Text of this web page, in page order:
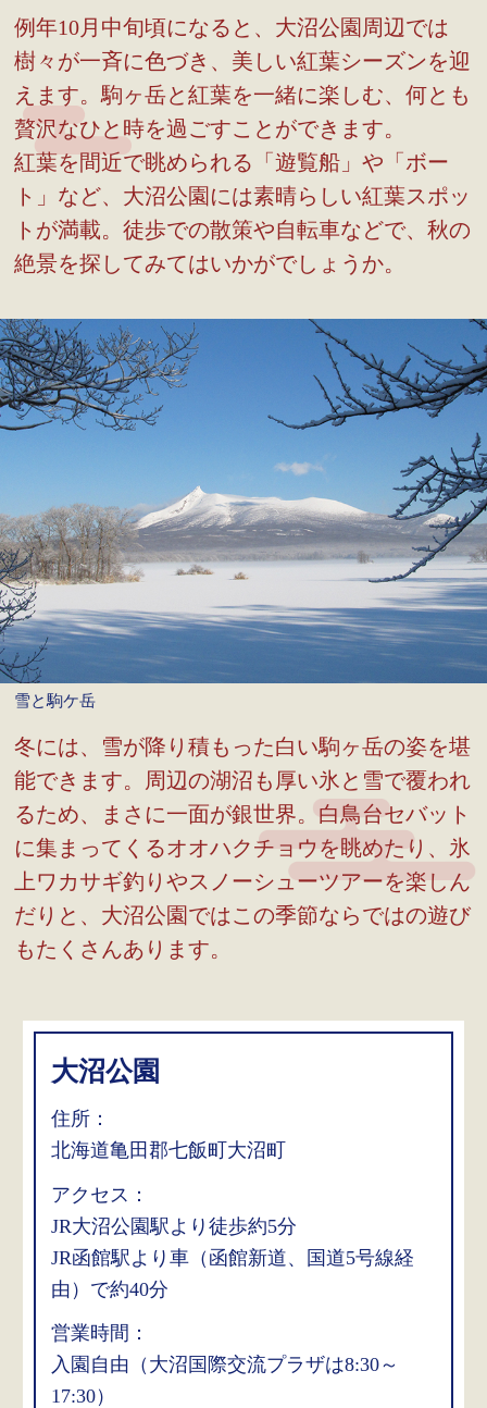
例年10月中旬頃になると、大沼公園周辺では
樹々が一斉に色づき、美しい紅葉シーズンを迎
えます。駒ヶ岳と紅葉を一緒に楽しむ、何とも
贅沢なひと時を過ごすことができます。
紅葉を間近で眺められる「遊覧船」や「ボー
ト」など、大沼公園には素晴らしい紅葉スポッ
トが満載。徒歩での散策や自転車などで、秋の
絶景を探してみてはいかがでしょうか。
雪と駒ケ岳
冬には、雪が降り積もった白い駒ヶ岳の姿を堪
能できます。周辺の湖沼も厚い氷と雪で覆われ
るため、まさに一面が銀世界。白鳥台セバット
に集まってくるオオハクチョウを眺めたり、氷
上ワカサギ釣りやスノーシューツアーを楽しん
だりと、大沼公園ではこの季節ならではの遊び
もたくさんあります。
大沼公園
住所：
北海道亀田郡七飯町大沼町
アクセス：
JR大沼公園駅より徒歩約5分
JR函館駅より車（函館新道、国道5号線経
由）で約40分
営業時間：
入園自由（大沼国際交流プラザは8:30～
17:30）